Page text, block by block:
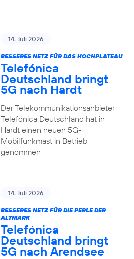
14. Juli 2026
BESSERES NETZ FÜR DAS HOCHPLATEAU
Telefónica
Deutschland bringt
5G nach Hardt
Der Telekommunikationsanbieter
Telefónica Deutschland hat in
Hardt einen neuen 5G-
Mobilfunkmast in Betrieb
genommen
14. Juli 2026
BESSERES NETZ FÜR DIE PERLE DER
ALTMARK
Telefónica
Deutschland bringt
5G nach Arendsee